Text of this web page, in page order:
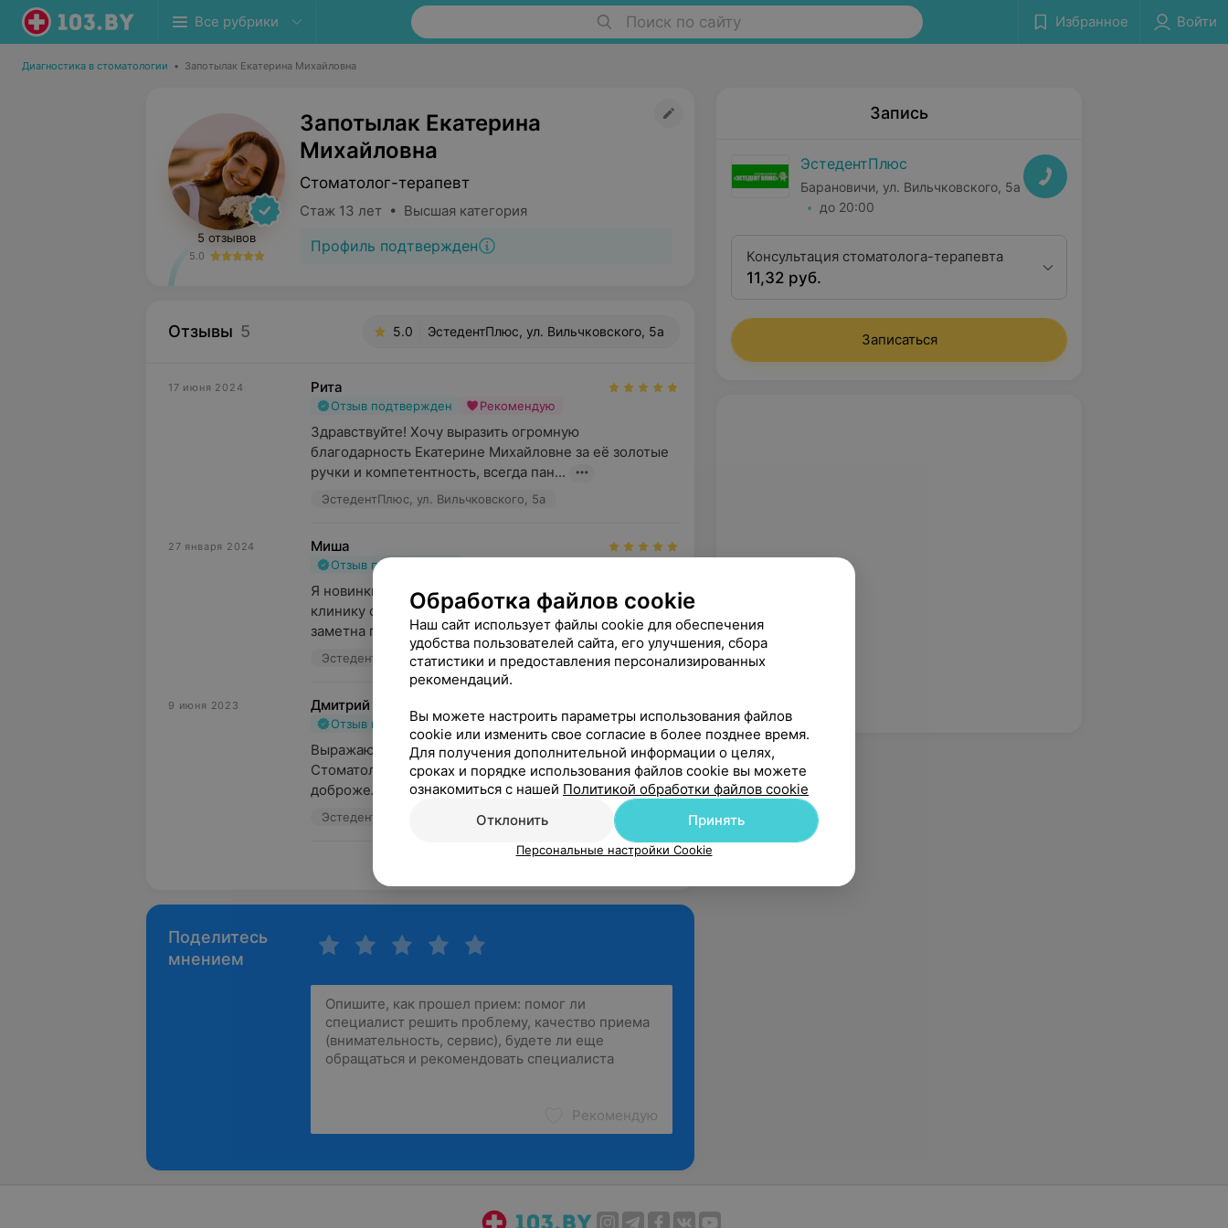
Все рубрики Поиск по сайту Избранное Войти
Диагностика в стоматологии • Запотылак Екатерина Михайловна
5 отзывов
5.0
Запотылак Екатерина
Михайловна
Стоматолог-терапевт
Стаж 13 лет • Высшая категория
Профиль подтвержден
Отзывы 5 5.0 ЭстедентПлюс, ул. Вильчковского, 5а
17 июня 2024 Рита
Отзыв подтвержден Рекомендую
Здравствуйте! Хочу выразить огромную
благодарность Екатерине Михайловне за её золотые
ручки и компетентность, всегда пан...
ЭстедентПлюс, ул. Вильчковского, 5а
27 января 2024 Миша
Отзыв подтвержден
Я новинки в этом городе, и магу сказать одно ето
клинику советую всем лична я очен доволен била
заметна професёнализм, п...
ЭстедентПлюс, ул. Вильчковского, 5а
9 июня 2023 Дмитрий
Отзыв подтвержден Рекомендую
Выражаю благодарность коллективу
Стоматологической клиники "Эстедент Плюс" за
доброжелательность и порядочность в отноше...
ЭстедентПлюс, ул. Вильчковского, 5а
Поделитесь
мнением
Рекомендую
Запись
ЭстедентПлюс
Барановичи, ул. Вильчковского, 5а
до 20:00
Консультация стоматолога-терапевта
11,32 руб.
Записаться
Обработка файлов cookie
Наш сайт использует файлы cookie для обеспечения
удобства пользователей сайта, его улучшения, сбора
статистики и предоставления персонализированных
рекомендаций.
Вы можете настроить параметры использования файлов
cookie или изменить свое согласие в более позднее время.
Для получения дополнительной информации о целях,
сроках и порядке использования файлов cookie вы можете
ознакомиться с нашей Политикой обработки файлов cookie
Отклонить
Принять
Персональные настройки Cookie